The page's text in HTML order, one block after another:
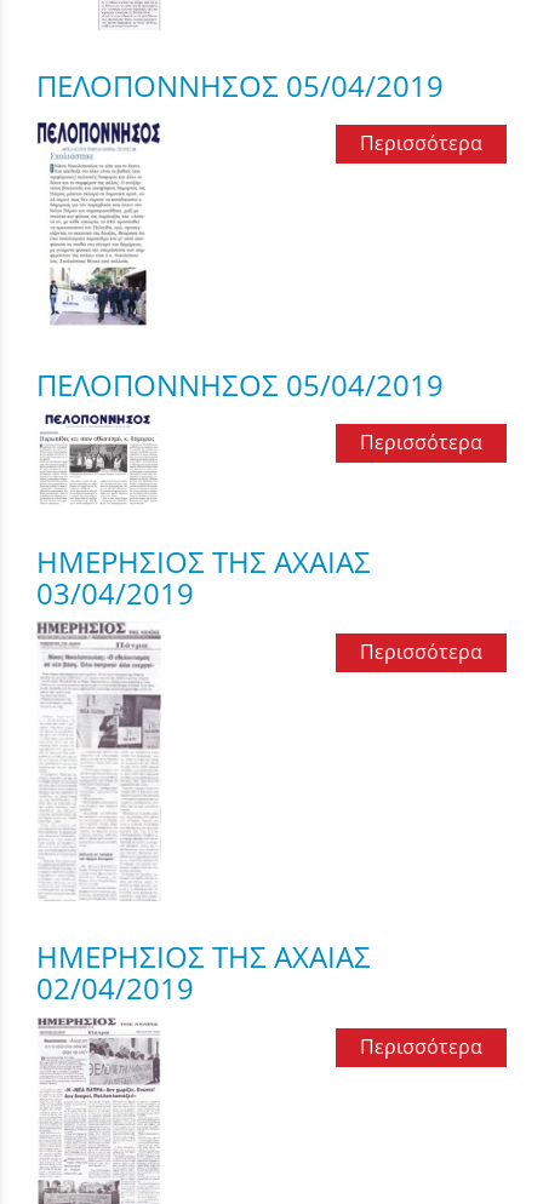
ΠΕΛΟΠΟΝΝΗΣΟΣ 05/04/2019
Περισσότερα
ΠΕΛΟΠΟΝΝΗΣΟΣ 05/04/2019
Περισσότερα
ΗΜΕΡΗΣΙΟΣ ΤΗΣ ΑΧΑΙΑΣ
03/04/2019
Περισσότερα
ΗΜΕΡΗΣΙΟΣ ΤΗΣ ΑΧΑΙΑΣ
02/04/2019
Περισσότερα